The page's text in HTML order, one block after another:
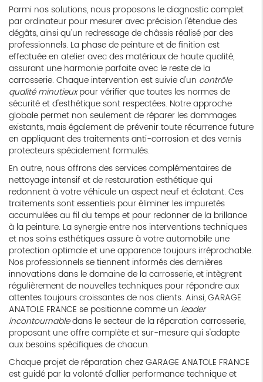
Parmi nos solutions, nous proposons le diagnostic complet
par ordinateur pour mesurer avec précision l'étendue des
dégâts, ainsi qu'un redressage de châssis réalisé par des
professionnels. La phase de peinture et de finition est
effectuée en atelier avec des matériaux de haute qualité,
assurant une harmonie parfaite avec le reste de la
carrosserie. Chaque intervention est suivie d'un contrôle
qualité minutieuxpour vérifier que toutes les normes de
sécurité et d'esthétique sont respectées. Notre approche
globale permet non seulement de réparer les dommages
existants, mais également de prévenir toute récurrence future
en appliquant des traitements anti-corrosion et des vernis
protecteurs spécialement formulés.
En outre, nous offrons des services complémentaires de
nettoyage intensif et de restauration esthétique qui
redonnent à votre véhicule un aspect neuf et éclatant. Ces
traitements sont essentiels pour éliminer les impuretés
accumulées au fil du temps et pour redonner de la brillance
à la peinture. La synergie entre nos interventions techniques
et nos soins esthétiques assure à votre automobile une
protection optimale et une apparence toujours irréprochable.
Nos professionnels se tiennent informés des dernières
innovations dans le domaine de la carrosserie, et intègrent
régulièrement de nouvelles techniques pour répondre aux
attentes toujours croissantes de nos clients. Ainsi, GARAGE
ANATOLE FRANCE se positionne comme un leader
incontournabledans le secteur de la réparation carrosserie,
proposant une offre complète et sur-mesure qui s'adapte
aux besoins spécifiques de chacun.
Chaque projet de réparation chez GARAGE ANATOLE FRANCE
est guidé par la volonté d'allier performance technique et